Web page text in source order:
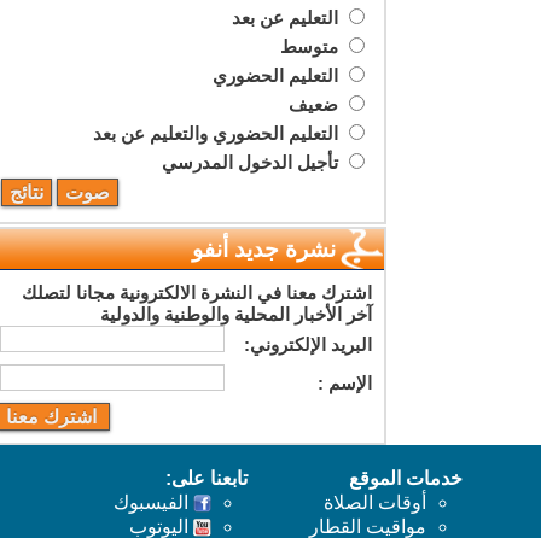
التعليم عن بعد
متوسط
التعليم الحضوري
ضعيف
التعليم الحضوري والتعليم عن بعد
تأجيل الدخول المدرسي
نشرة جديد أنفو
اشترك معنا في النشرة الالكترونية مجانا لتصلك
آخر الأخبار المحلية والوطنية والدولية
البريد اﻹلكتروني:
اﻹسم :
خدمات الموقع
أوقات الصلاة
مواقيت القطار
تابعنا على:
الفيسبوك
اليوتوب